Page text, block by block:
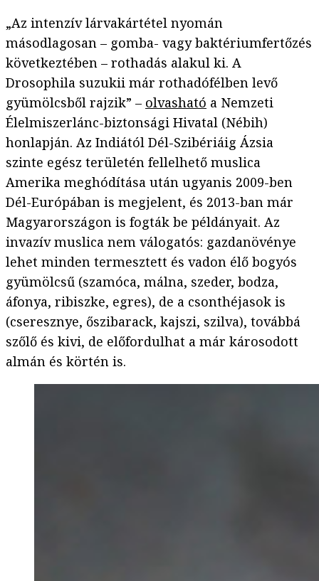
„Az intenzív lárvakártétel nyomán
másodlagosan – gomba- vagy baktériumfertőzés
következtében – rothadás alakul ki. A
Drosophila suzukii már rothadófélben levő
gyümölcsből rajzik” – olvasható a Nemzeti
Élelmiszerlánc-biztonsági Hivatal (Nébih)
honlapján. Az Indiától Dél-Szibériáig Ázsia
szinte egész területén fellelhető muslica
Amerika meghódítása után ugyanis 2009-ben
Dél-Európában is megjelent, és 2013-ban már
Magyarországon is fogták be példányait. Az
invazív muslica nem válogatós: gazdanövénye
lehet minden termesztett és vadon élő bogyós
gyümölcsű (szamóca, málna, szeder, bodza,
áfonya, ribiszke, egres), de a csonthéjasok is
(cseresznye, őszibarack, kajszi, szilva), továbbá
szőlő és kivi, de előfordulhat a már károsodott
almán és körtén is.